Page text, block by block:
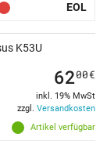
EOL
K53U
Artikel verfügbar
6200€
inkl. 19% MwSt
zzgl. Versandkosten